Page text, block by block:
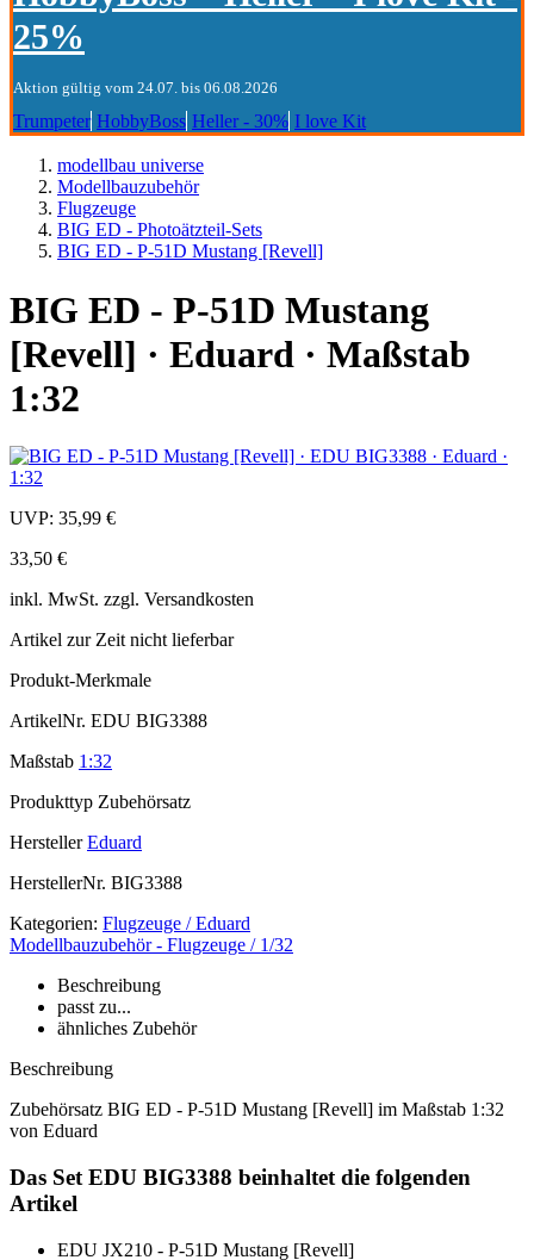
25%
Aktion gültig vom 24.07. bis 06.08.2026
Trumpeter HobbyBoss Heller - 30% I love Kit
modellbau universe
Modellbauzubehör
Flugzeuge
BIG ED - Photoätzteil-Sets
BIG ED - P-51D Mustang [Revell]
BIG ED - P-51D Mustang
[Revell] · Eduard · Maßstab
1:32
UVP: 35,99 €
33,50 €
inkl. MwSt. zzgl. Versandkosten
Artikel zur Zeit nicht lieferbar
Produkt-Merkmale
ArtikelNr. EDU BIG3388
Maßstab 1:32
Produkttyp Zubehörsatz
Hersteller Eduard
HerstellerNr. BIG3388
Kategorien: Flugzeuge / Eduard
Modellbauzubehör - Flugzeuge / 1/32
Beschreibung
passt zu...
ähnliches Zubehör
Beschreibung
Zubehörsatz BIG ED - P-51D Mustang [Revell] im Maßstab 1:32
von Eduard
Das Set EDU BIG3388 beinhaltet die folgenden
Artikel
EDU JX210 - P-51D Mustang [Revell]